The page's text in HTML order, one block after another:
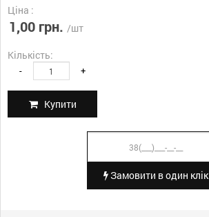
Ціна :
1,00 грн. /шт
Кількість:
- +
Купити
Замовити в один клік